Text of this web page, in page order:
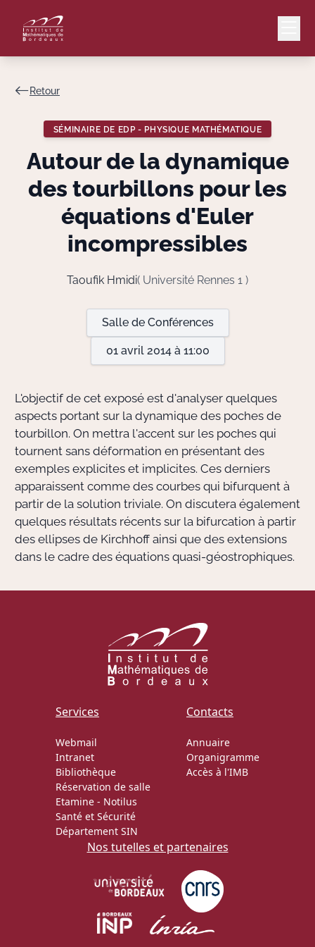
Lang
Le Laboratoire
Recherche
Doctorant·e·s
Bibliothèque
Informatique
Retour
SÉMINAIRE DE EDP - PHYSIQUE MATHÉMATIQUE
Autour de la dynamique
des tourbillons pour les
équations d'Euler
incompressibles
Taoufik Hmidi( Université Rennes 1 )
Salle de Conférences
01 avril 2014 à 11:00
L'objectif de cet exposé est d'analyser quelques
aspects portant sur la dynamique des poches de
tourbillon. On mettra l'accent sur les poches qui
tournent sans déformation en présentant des
exemples explicites et implicites. Ces derniers
apparaissent comme des courbes qui bifurquent à
partir de la solution triviale. On discutera également
quelques résultats récents sur la bifurcation à partir
des ellipses de Kirchhoff ainsi que des extensions
dans le cadre des équations quasi-géostrophiques.
Services
Webmail
Intranet
Bibliothèque
Réservation de salle
Etamine - Notilus
Santé et Sécurité
Département SIN
Contacts
Annuaire
Organigramme
Accès à l'IMB
Nos tutelles et partenaires